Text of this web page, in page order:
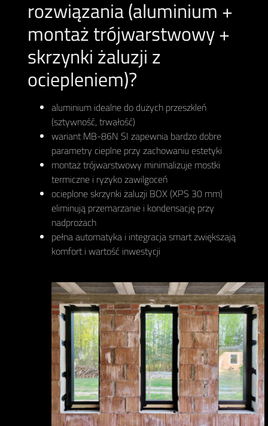
rozwiązania (aluminium +
montaż trójwarstwowy +
skrzynki żaluzji z
ociepleniem)?
aluminium idealne do dużych przeszkleń
(sztywność, trwałość)
wariant MB-86N SI zapewnia bardzo dobre
parametry cieplne przy zachowaniu estetyki
montaż trójwarstwowy minimalizuje mostki
termiczne i ryzyko zawilgoceń
ocieplone skrzynki żaluzji BOX (XPS 30 mm)
eliminują przemarzanie i kondensację przy
nadprożach
pełna automatyka i integracja smart zwiększają
komfort i wartość inwestycji